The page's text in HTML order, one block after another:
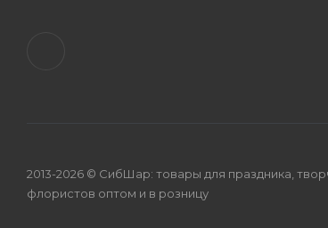
2013-2026 © СибШар: товары для праздника,
флористов оптом и в розницу